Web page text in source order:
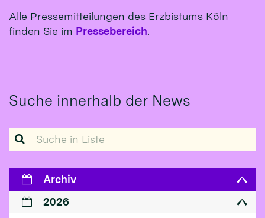
Alle Pressemitteilungen des Erzbistums Köln
finden Sie im Pressebereich.
Suche innerhalb der News
Suche in Liste
Archiv
2026